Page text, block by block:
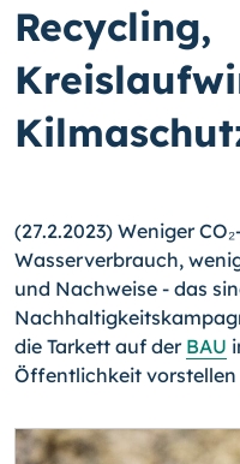
Recycling,
(27.2.2023) Weniger
Wasserverbrauch,
und Nachweise - das
die Tarkett auf der BAU
Öffentlichkeit vorstellen